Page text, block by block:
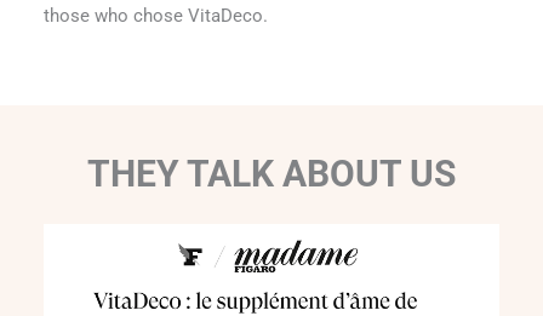
those who chose VitaDeco.
THEY TALK ABOUT US